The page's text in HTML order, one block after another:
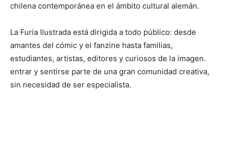
chilena contemporánea en el ámbito cultural alemán.
La Furia Ilustrada está dirigida a todo público: desde
amantes del cómic y el fanzine hasta familias,
estudiantes, artistas, editores y curiosos de la imagen.
entrar y sentirse parte de una gran comunidad creativa,
sin necesidad de ser especialista.